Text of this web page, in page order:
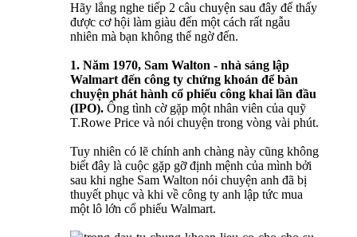
Hãy lắng nghe tiếp 2 câu chuyện sau đây để thấy
được cơ hội làm giàu đến một cách rất ngẫu
nhiên mà bạn không thể ngờ đến.
1. Năm 1970, Sam Walton - nhà sáng lập
Walmart đến công ty chứng khoán để bàn
chuyện phát hành cổ phiếu công khai lần đầu
(IPO). Ông tình cờ gặp một nhân viên của quỹ
T.Rowe Price và nói chuyện trong vòng vài phút.
Tuy nhiên có lẽ chính anh chàng này cũng không
biết đây là cuộc gặp gỡ định mệnh của mình bởi
sau khi nghe Sam Walton nói chuyện anh đã bị
thuyết phục và khi về công ty anh lập tức mua
một lô lớn cổ phiếu Walmart.